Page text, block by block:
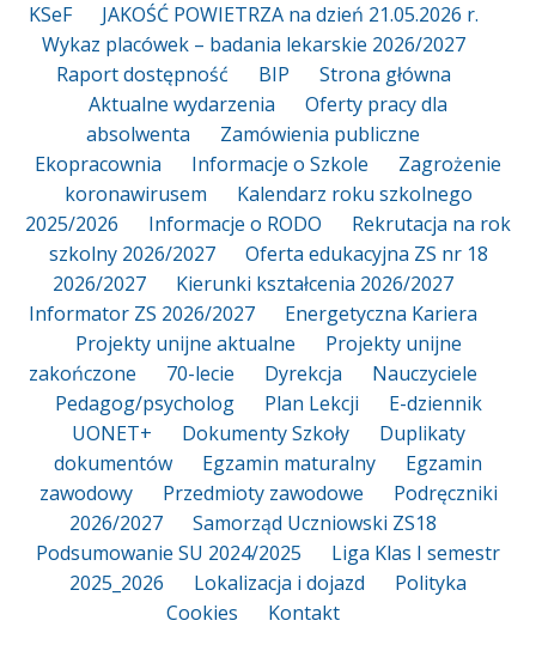
KSeF
JAKOŚĆ POWIETRZA na dzień 21.05.2026 r.
Wykaz placówek – badania lekarskie 2026/2027
Raport dostępność
BIP
Strona główna
Aktualne wydarzenia
Oferty pracy dla
absolwenta
Zamówienia publiczne
Ekopracownia
Informacje o Szkole
Zagrożenie
koronawirusem
Kalendarz roku szkolnego
2025/2026
Informacje o RODO
Rekrutacja na rok
szkolny 2026/2027
Oferta edukacyjna ZS nr 18
2026/2027
Kierunki kształcenia 2026/2027
Informator ZS 2026/2027
Energetyczna Kariera
Projekty unijne aktualne
Projekty unijne
zakończone
70-lecie Dyrekcja
Nauczyciele
Pedagog/psycholog
Plan Lekcji
E-dziennik
UONET+
Dokumenty Szkoły
Duplikaty
dokumentów
Egzamin maturalny
Egzamin
zawodowy
Przedmioty zawodowe
Podręczniki
2026/2027
Samorząd Uczniowski ZS18
Podsumowanie SU 2024/2025
Liga Klas I semestr
2025_2026
Lokalizacja i dojazd
Polityka
Cookies
Kontakt